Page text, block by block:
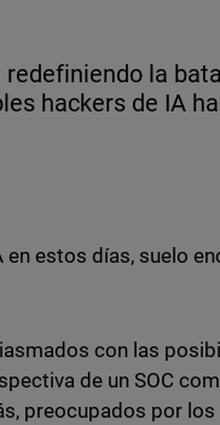
la
hackers de IA
estos días, suelo
con las
de un SOC
preocupados por